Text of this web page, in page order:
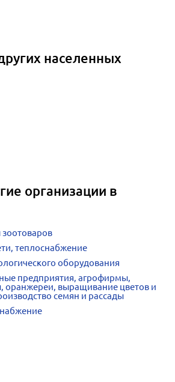
населенных
организации в
теплоснабжение
оборудования
предприятия, агрофирмы,
оранжереи, выращивание цветов и
семян и рассады